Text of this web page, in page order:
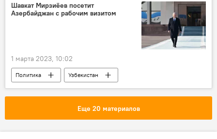
Шавкат Мирзиёев посетит
Азербайджан с рабочим визитом
1 марта 2023, 10:02
Политика
Узбекистан
Азербайджан
Шавкат Мирзиёев
Еще 20 материалов